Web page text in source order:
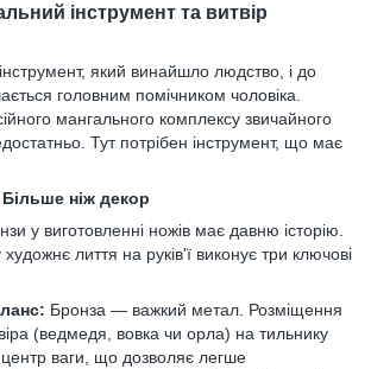
інструмент та витвір
який винайшло людство, і до
головним помічником чоловіка.
мангального комплексу звичайного
Тут потрібен інструмент, що має
ніж декор
у виготовленні ножів має давню історію.
лиття на руків'ї виконує три ключові
Бронза — важкий метал. Розміщення
(ведмедя, вовка чи орла) на тильнику
центр ваги, що дозволяє легше